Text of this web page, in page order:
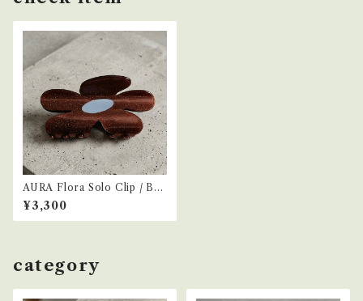
AURA Flora Solo Clip / Bro
wn
¥3,300
category